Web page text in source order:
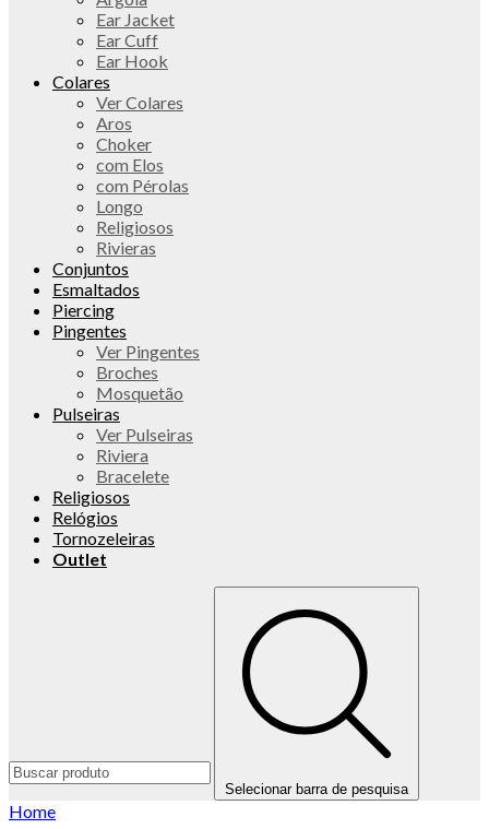
Ear Jacket
Ear Cuff
Ear Hook
Colares
Ver Colares
Aros
Choker
com Elos
com Pérolas
Longo
Religiosos
Rivieras
Conjuntos
Esmaltados
Piercing
Pingentes
Ver Pingentes
Broches
Mosquetão
Pulseiras
Ver Pulseiras
Riviera
Bracelete
Religiosos
Relógios
Tornozeleiras
Outlet
Selecionar barra de pesquisa
Home